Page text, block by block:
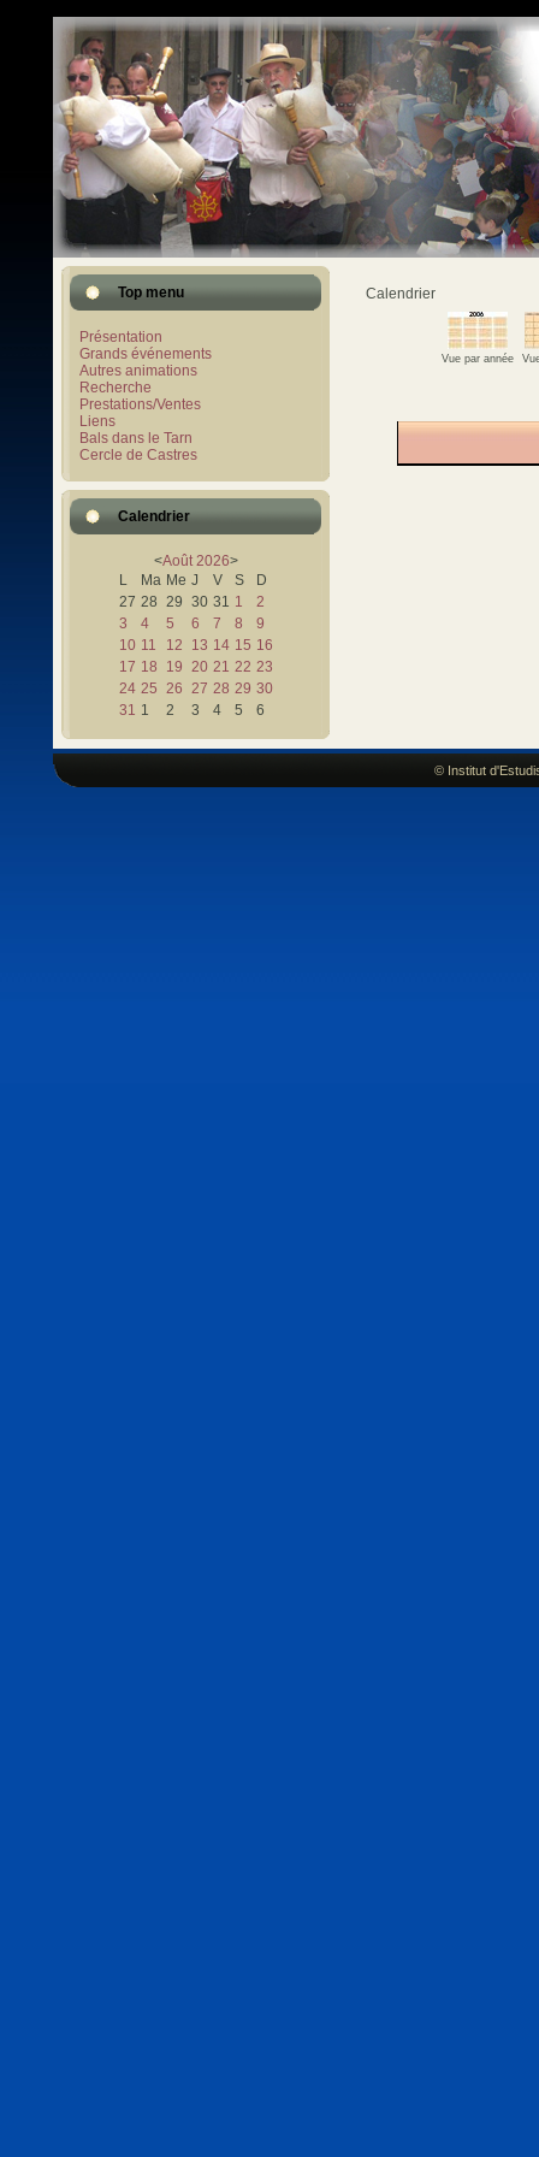
Top menu
Présentation
Grands événements
Autres animations
Recherche
Prestations/Ventes
Liens
Bals dans le Tarn
Cercle de Castres
Calendrier
<Août 2026>
L
Ma Me J V S
D
27 28 29 30 31 1
2
3
4 5 6 7 8
9
10 11 12 13 14 15 16
17 18 19 20 21 22 23
24 25 26 27 28 29 30
31 1 2 3 4 5 6
Calendrier
Vue par année
© Institut